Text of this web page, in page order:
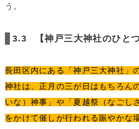
う。
【神戸三大神社のひと
長田区内にある「神戸三大神社」
神社は、正月の三が日はもちろん
いな）神事」や「夏越祭（なごし
をかけて催しが行われる賑やかな